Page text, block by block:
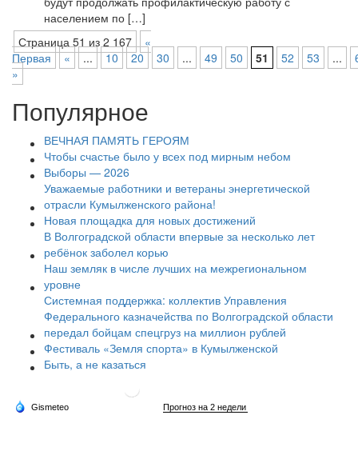
населением по […]
Страница 51 из 2 167
«
Первая
« ... 10 20 30 ... 49 50 51 52 53 ...
»
Популярное
ВЕЧНАЯ ПАМЯТЬ ГЕРОЯМ
Чтобы счастье было у всех под мирным небом
Выборы — 2026
Уважаемые работники и ветераны энергетической
отрасли Кумылженского района!
Новая площадка для новых достижений
В Волгоградской области впервые за несколько лет
ребёнок заболел корью
Наш земляк в числе лучших на межрегиональном
уровне
Системная поддержка: коллектив Управления
Федерального казначейства по Волгоградской области
передал бойцам спецгруз на миллион рублей
Фестиваль «Земля спорта» в Кумылженской
Быть, а не казаться